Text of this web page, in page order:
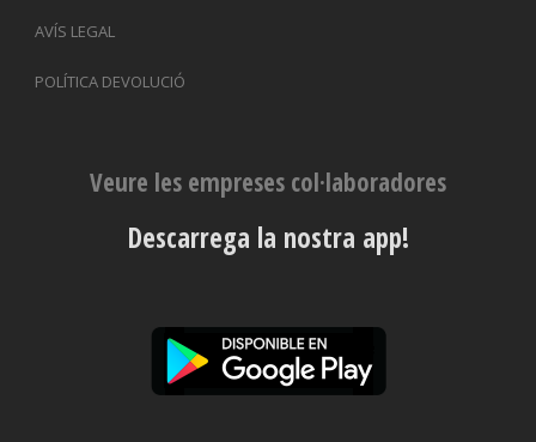
AVÍS LEGAL
POLÍTICA DEVOLUCIÓ
Veure les empreses col·laboradores
Descarrega la nostra app!